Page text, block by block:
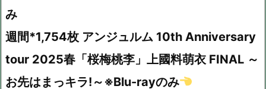
み
週間*1,754枚 アンジュルム 10th Anniversary
tour 2025春「桜梅桃李」上國料萌衣 FINAL ～
お先はまっキラ!～※Blu-rayのみ